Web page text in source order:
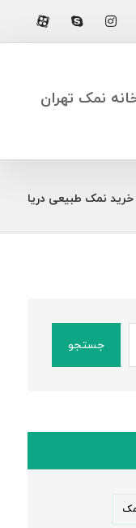
نمک تهران
نمک طبیعی دریا
جستجو